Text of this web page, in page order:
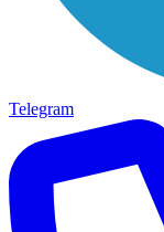
Telegram